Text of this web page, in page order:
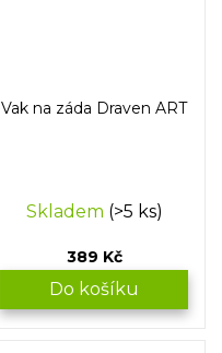
Vak na záda Draven ART
Skladem (>5 ks)
389 Kč
Do košíku